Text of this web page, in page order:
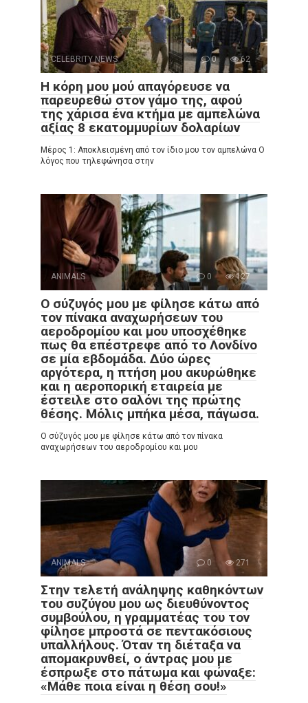
CELEBRITY NEWS 0 62
Η κόρη μου μού απαγόρευσε να
παρευρεθώ στον γάμο της, αφού
της χάρισα ένα κτήμα με αμπελώνα
αξίας 8 εκατομμυρίων δολαρίων
Μέρος 1: Αποκλεισμένη από τον ίδιο μου τον αμπελώνα Ο
λόγος που τηλεφώνησα στην
ANIMALS 0 127
Ο σύζυγός μου με φίλησε κάτω από
τον πίνακα αναχωρήσεων του
αεροδρομίου και μου υποσχέθηκε
πως θα επέστρεφε από το Λονδίνο
σε μία εβδομάδα. Δύο ώρες
αργότερα, η πτήση μου ακυρώθηκε
και η αεροπορική εταιρεία με
έστειλε στο σαλόνι της πρώτης
θέσης. Μόλις μπήκα μέσα, πάγωσα.
Ο σύζυγός μου με φίλησε κάτω από τον πίνακα
αναχωρήσεων του αεροδρομίου και μου
ANIMALS 0 271
Στην τελετή ανάληψης καθηκόντων
του συζύγου μου ως διευθύνοντος
συμβούλου, η γραμματέας του τον
φίλησε μπροστά σε πεντακόσιους
υπαλλήλους. Όταν τη διέταξα να
απομακρυνθεί, ο άντρας μου με
έσπρωξε στο πάτωμα και φώναξε:
«Μάθε ποια είναι η θέση σου!»